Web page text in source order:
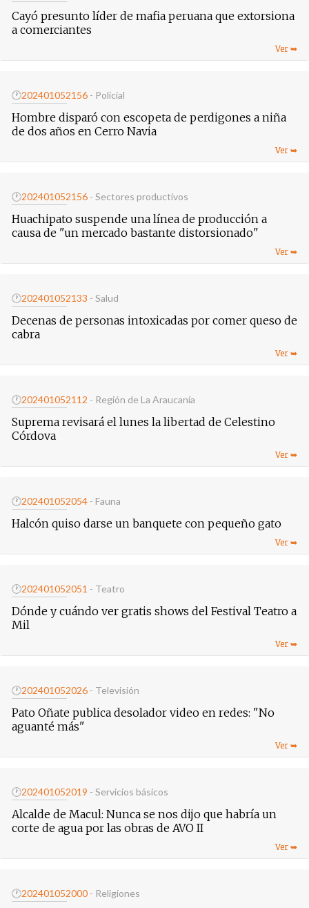
Cayó presunto líder de mafia peruana que extorsiona
a comerciantes
🕐202401052156 - Policial
Hombre disparó con escopeta de perdigones a niña
de dos años en Cerro Navia
🕐202401052156 - Sectores productivos
Huachipato suspende una línea de producción a
causa de "un mercado bastante distorsionado"
🕐202401052133 - Salud
Decenas de personas intoxicadas por comer queso de
cabra
🕐202401052112 - Región de La Araucanía
Suprema revisará el lunes la libertad de Celestino
Córdova
🕐202401052054 - Fauna
Halcón quiso darse un banquete con pequeño gato
🕐202401052051 - Teatro
Dónde y cuándo ver gratis shows del Festival Teatro a
Mil
🕐202401052026 - Televisión
Pato Oñate publica desolador video en redes: "No
aguanté más"
🕐202401052019 - Servicios básicos
Alcalde de Macul: Nunca se nos dijo que habría un
corte de agua por las obras de AVO II
🕐202401052000 - Religiones